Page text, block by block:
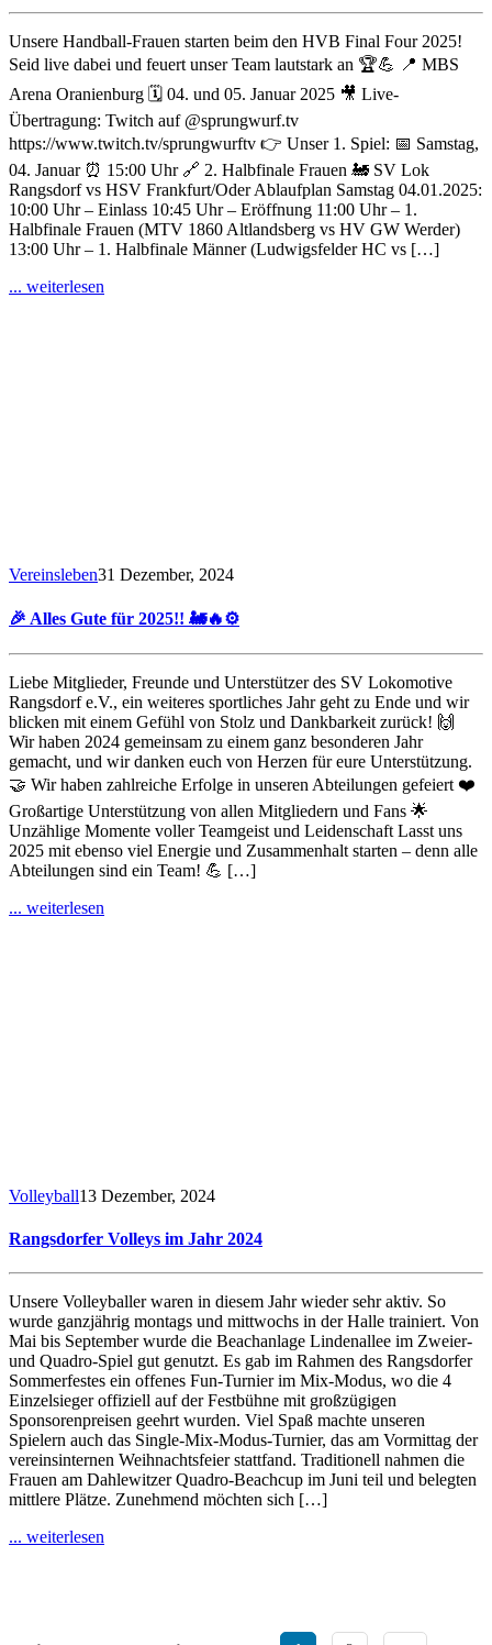
Unsere Handball-Frauen starten beim den HVB Final Four 2025!
Seid live dabei und feuert unser Team lautstark an 🏆💪 📍 MBS
Arena Oranienburg 🗓️ 04. und 05. Januar 2025 🎥 Live-
Übertragung: Twitch auf @sprungwurf.tv
https://www.twitch.tv/sprungwurftv 👉 Unser 1. Spiel: 📅 Samstag,
04. Januar ⏰ 15:00 Uhr 🔗 2. Halbfinale Frauen 🚂 SV Lok
Rangsdorf vs HSV Frankfurt/Oder Ablaufplan Samstag 04.01.2025:
10:00 Uhr – Einlass 10:45 Uhr – Eröffnung 11:00 Uhr – 1.
Halbfinale Frauen (MTV 1860 Altlandsberg vs HV GW Werder)
13:00 Uhr – 1. Halbfinale Männer (Ludwigsfelder HC vs […]
... weiterlesen
Vereinsleben31 Dezember, 2024
🎉 Alles Gute für 2025!! 🚂🔥⚙️
Liebe Mitglieder, Freunde und Unterstützer des SV Lokomotive
Rangsdorf e.V., ein weiteres sportliches Jahr geht zu Ende und wir
blicken mit einem Gefühl von Stolz und Dankbarkeit zurück! 🙌
Wir haben 2024 gemeinsam zu einem ganz besonderen Jahr
gemacht, und wir danken euch von Herzen für eure Unterstützung.
🤝 Wir haben zahlreiche Erfolge in unseren Abteilungen gefeiert ❤️
Großartige Unterstützung von allen Mitgliedern und Fans 🌟
Unzählige Momente voller Teamgeist und Leidenschaft Lasst uns
2025 mit ebenso viel Energie und Zusammenhalt starten – denn alle
Abteilungen sind ein Team! 💪 […]
... weiterlesen
Volleyball13 Dezember, 2024
Rangsdorfer Volleys im Jahr 2024
Unsere Volleyballer waren in diesem Jahr wieder sehr aktiv. So
wurde ganzjährig montags und mittwochs in der Halle trainiert. Von
Mai bis September wurde die Beachanlage Lindenallee im Zweier-
und Quadro-Spiel gut genutzt. Es gab im Rahmen des Rangsdorfer
Sommerfestes ein offenes Fun-Turnier im Mix-Modus, wo die 4
Einzelsieger offiziell auf der Festbühne mit großzügigen
Sponsorenpreisen geehrt wurden. Viel Spaß machte unseren
Spielern auch das Single-Mix-Modus-Turnier, das am Vormittag der
vereinsinternen Weihnachtsfeier stattfand. Traditionell nahmen die
Frauen am Dahlewitzer Quadro-Beachcup im Juni teil und belegten
mittlere Plätze. Zunehmend möchten sich […]
... weiterlesen